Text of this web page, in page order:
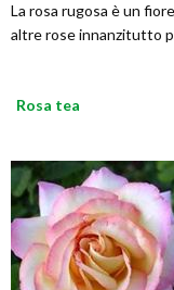
La rosa rugosa è un
altre rose innanzitutto
Rosa tea